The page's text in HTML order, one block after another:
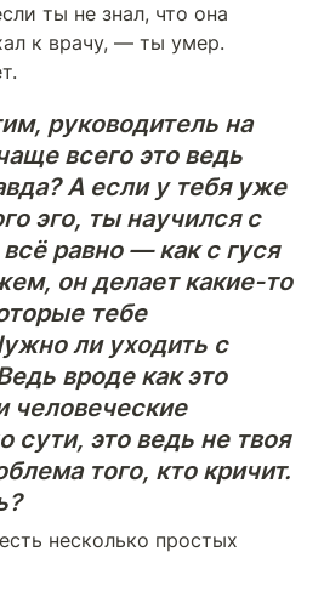
ты не знал, что она
к врачу, — ты умер.
руководитель на
всего это ведь
А если у тебя уже
эго, ты научился с
равно — как с гуся
он делает какие-то
тебе
ли уходить с
вроде как это
человеческие
сути, это ведь не твоя
того, кто кричит.
несколько простых